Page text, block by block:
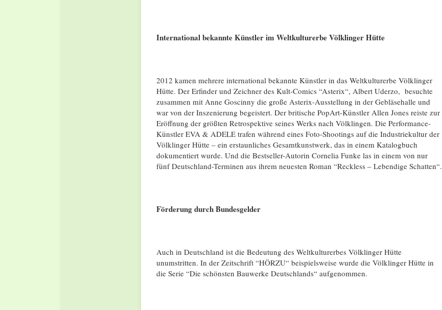
International bekannte Künstler im Weltkulturerbe Völklinger Hütte
2012 kamen mehrere international bekannte Künstler in das Weltkulturerbe Völklinger
Hütte. Der Erfinder und Zeichner des Kult-Comics “Asterix“, Albert Uderzo, besuchte
zusammen mit Anne Goscinny die große Asterix-Ausstellung in der Gebläsehalle und
war von der Inszenierung begeistert. Der britische PopArt-Künstler Allen Jones reiste zur
Eröffnung der größten Retrospektive seines Werks nach Völklingen. Die Performance-
Künstler EVA & ADELE trafen während eines Foto-Shootings auf die Industriekultur der
Völklinger Hütte – ein erstaunliches Gesamtkunstwerk, das in einem Katalogbuch
dokumentiert wurde. Und die Bestseller-Autorin Cornelia Funke las in einem von nur
fünf Deutschland-Terminen aus ihrem neuesten Roman “Reckless – Lebendige Schatten“.
Förderung durch Bundesgelder
Auch in Deutschland ist die Bedeutung des Weltkulturerbes Völklinger Hütte
unumstritten. In der Zeitschrift “HÖRZU“ beispielsweise wurde die Völklinger Hütte in
die Serie “Die schönsten Bauwerke Deutschlands“ aufgenommen.